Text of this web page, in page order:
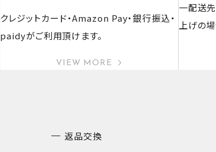
クレジットカード・Amazon Pay・銀行振込・
paidyがご利用頂けます。
VIEW MORE
一配送
上げの
返品交換